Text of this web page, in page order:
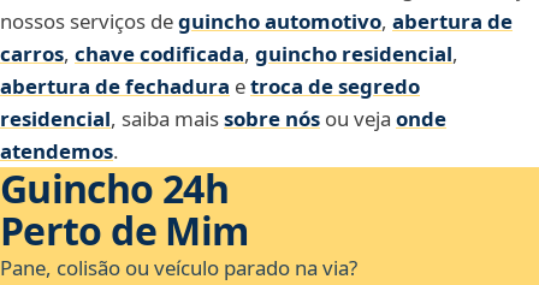
nossos serviços deguincho automotivo, abertura de
carros, chave codificada, guincho residencial,
abertura de fechadura etroca de segredo
residencial, saiba maissobre nós ou veja onde
atendemos.
Guincho 24h
Perto de Mim
Pane, colisão ou veículo parado na via?